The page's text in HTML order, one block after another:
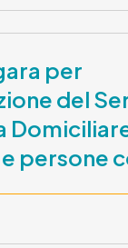
per
del
persone